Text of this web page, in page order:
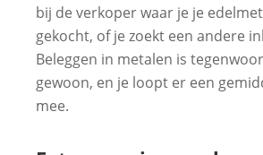
bij de verkoper waar je je
gekocht, of je zoekt een andere
Beleggen in metalen is
gewoon, en je loopt er een
mee.